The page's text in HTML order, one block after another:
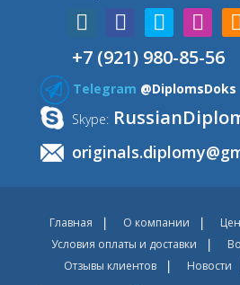
+7 (921) 980-85-56
Telegram @DiplomsDoks
Skype:
Главная О компании
Условия оплаты и доставки
Отзывы клиентов
Новости